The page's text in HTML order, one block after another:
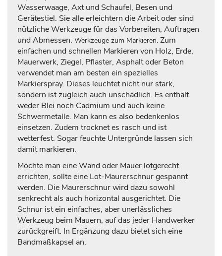
Wasserwaage, Axt und Schaufel, Besen und
Gerätestiel. Sie alle erleichtern die Arbeit oder sind
nützliche Werkzeuge für das Vorbereiten, Auftragen
und Abmessen. Werkzeuge zum Markieren. Zum
einfachen und schnellen Markieren von Holz, Erde,
Mauerwerk, Ziegel, Pflaster, Asphalt oder Beton
verwendet man am besten ein spezielles
Markierspray. Dieses leuchtet nicht nur stark,
sondern ist zugleich auch unschädlich. Es enthält
weder Blei noch Cadmium und auch keine
Schwermetalle. Man kann es also bedenkenlos
einsetzen. Zudem trocknet es rasch und ist
wetterfest. Sogar feuchte Untergründe lassen sich
damit markieren.
Möchte man eine Wand oder Mauer lotgerecht
errichten, sollte eine Lot-Maurerschnur gespannt
werden. Die Maurerschnur wird dazu sowohl
senkrecht als auch horizontal ausgerichtet. Die
Schnur ist ein einfaches, aber unerlässliches
Werkzeug beim Mauern, auf das jeder Handwerker
zurückgreift. In Ergänzung dazu bietet sich eine
Bandmaßkapsel an.